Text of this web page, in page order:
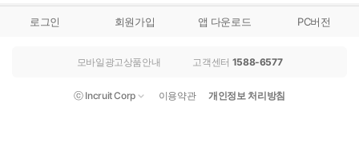
로그인 회원가입 앱 다운로드 PC버전
모바일광고상품안내 고객센터 1588-6577
ⓒ Incruit Corp 이용약관 개인정보 처리방침